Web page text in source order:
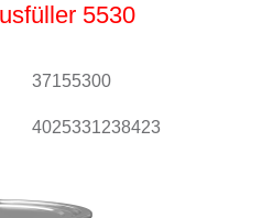
5530
37155300
4025331238423